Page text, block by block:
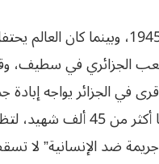
في الثامن من ماي 1945، وبينما كان
الجزائري في سطيف،
في الجزائر يواجه إبادة
بشعة سقط ضحيتها أكثر من 45
ضد الإنسانية” لا